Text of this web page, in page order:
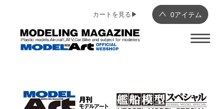
0アイテム
カートを見る▶︎